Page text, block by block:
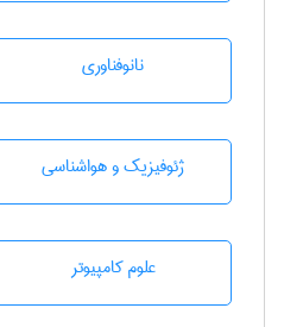
نانوفناوری
ژئوفيزيك و هواشناسی
علوم کامپیوتر